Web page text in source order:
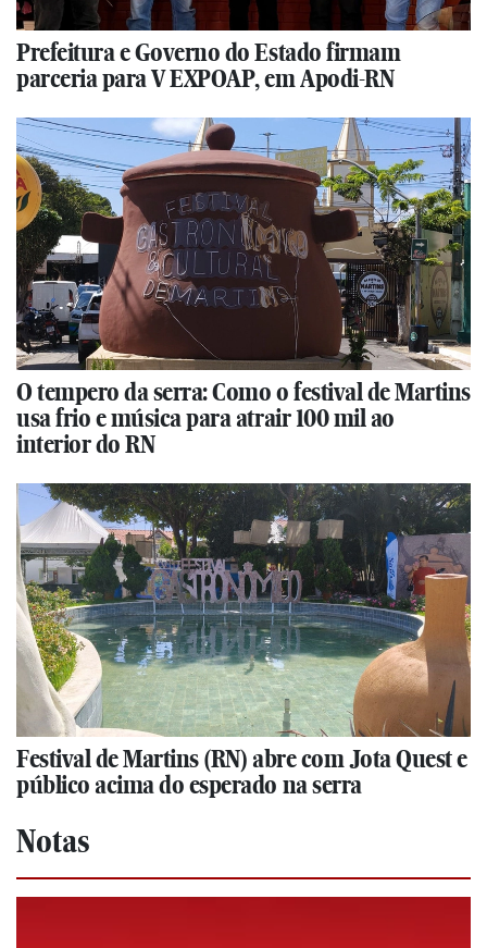
Prefeitura e Governo do Estado firmam
parceria para V EXPOAP, em Apodi-RN
O tempero da serra: Como o festival de Martins
usa frio e música para atrair 100 mil ao
interior do RN
Festival de Martins (RN) abre com Jota Quest e
público acima do esperado na serra
Notas